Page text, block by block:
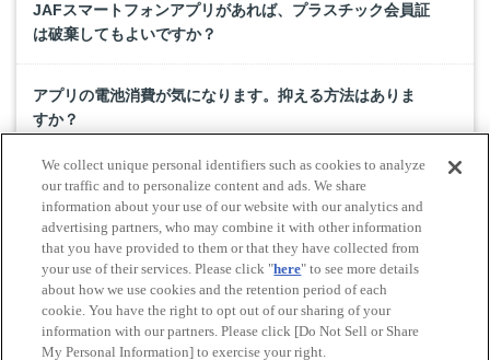
JAFスマートフォンアプリがあれば、プラスチック会員証
は破棄してもよいですか？
アプリの電池消費が気になります。抑える方法はありま
すか？
「クーポン」にて、端末の位置情報がONになっている状
態で「近くのお店」を押しても反応しない。または位置
情報の取得に失敗しましたと表示される。
Do Not Sell or Share My Personal Information
© All rights reserved. JAF
We collect unique personal identifiers such as cookies to analyze
our traffic and to personalize content and ads. We share
information about your use of our website with our analytics and
advertising partners, who may combine it with other information
that you have provided to them or that they have collected from
your use of their services. Please click "here" to see more details
about how we use cookies and the retention period of each
cookie. You have the right to opt out of our sharing of your
information with our partners. Please click [Do Not Sell or Share
My Personal Information] to exercise your right.